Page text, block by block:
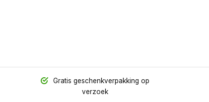
Gratis geschenkverpakking op
verzoek